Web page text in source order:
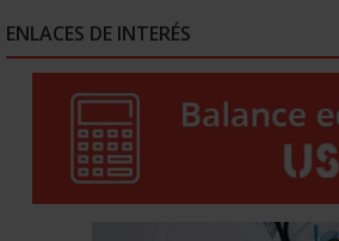
ENLACES DE INTERÉS